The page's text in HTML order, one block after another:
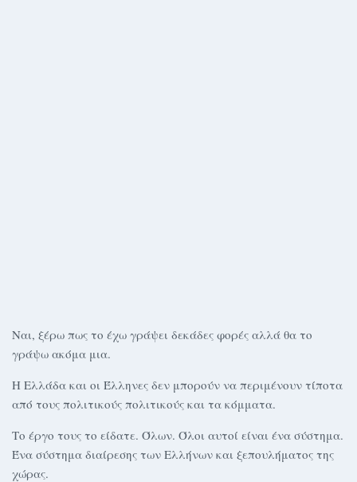
Ναι, ξέρω πως το έχω γράψει δεκάδες φορές αλλά θα το
γράψω ακόμα μια.
Η Ελλάδα και οι Έλληνες δεν μπορούν να περιμένουν τίποτα
από τους πολιτικούς πολιτικούς και τα κόμματα.
Το έργο τους το είδατε. Όλων. Όλοι αυτοί είναι ένα σύστημα.
Ένα σύστημα διαίρεσης των Ελλήνων και ξεπουλήματος της
χώρας.